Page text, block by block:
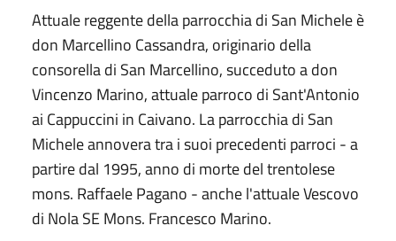
Attuale reggente della parrocchia di San Michele è
don Marcellino Cassandra, originario della
consorella di San Marcellino, succeduto a don
Vincenzo Marino, attuale parroco di Sant'Antonio
ai Cappuccini in Caivano. La parrocchia di San
Michele annovera tra i suoi precedenti parroci - a
partire dal 1995, anno di morte del trentolese
mons. Raffaele Pagano - anche l'attuale Vescovo
di Nola SE Mons. Francesco Marino.